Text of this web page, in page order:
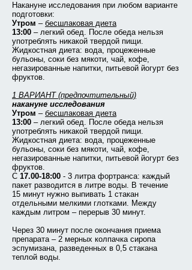
Накануне исследования при любом варианте
подготовки:
Утром – бесшлаковая диета
13:00 – легкий обед. После обеда нельзя
употреблять никакой твердой пищи.
Жидкостная диета: вода, процеженные
бульоны, соки без мякоти, чай, кофе,
негазированные напитки, питьевой йогурт без
фруктов.
1 ВАРИАНТ (предпочтительный)
накануне исследования
Утром – бесшлаковая диета
13:00 – легкий обед. После обеда нельзя
употреблять никакой твердой пищи.
Жидкостная диета: вода, процеженные
бульоны, соки без мякоти, чай, кофе,
негазированные напитки, питьевой йогурт без
фруктов.
С 17.00-18:00 - 3 литра фортранса: каждый
пакет разводится в литре воды. В течение
15 минут нужно выпивать 1 стакан
отдельными мелкими глотками. Между
каждым литром – перерыв 30 минут.
Через 30 минут после окончания приема
препарата – 2 мерных колпачка сиропа
эспумизана, разведенных в 0,5 стакана
теплой воды.